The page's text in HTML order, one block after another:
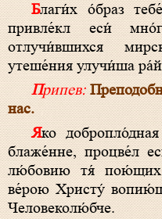
Благи́х о́браз тебе́ да́в твои́м ученико́м, и
привле́кл еси́
отлучи́вшихся
утеше́ния улучи́ша
Припев:
нас.
Яко добропло́дная ма́слина в дому́ Бо́жии,
блаже́нне, процве́л
лю́бовию тя́
ве́рою Христу́
Человеколю́бче.